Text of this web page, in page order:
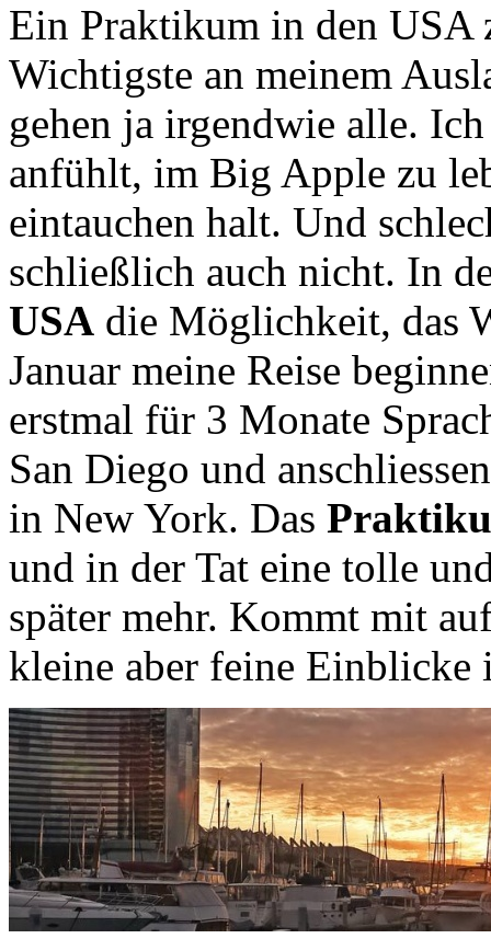
Ein Praktikum in den USA
Wichtigste an meinem
gehen ja irgendwie alle.
anfühlt, im Big Apple zu
eintauchen halt. Und
schließlich auch nicht. In
USA die Möglichkeit, das
Januar meine Reise
erstmal für 3 Monate
San Diego und
in New York. Das
und in der Tat eine tolle
später mehr. Kommt mit
kleine aber feine